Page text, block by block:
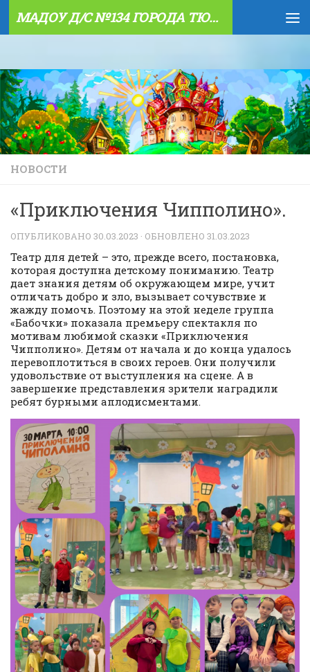
Skip to content МАДОУ Д/С №134 ГОРОДА ТЮМЕНИ
НОВОСТИ
«Приключения Чипполино».
ОПУБЛИКОВАНО 30.03.2023 · ОБНОВЛЕНО 31.03.2023
Театр для детей – это, прежде всего, постановка,
которая доступна детскому пониманию. Театр
дает знания детям об окружающем мире, учит
отличать добро и зло, вызывает сочувствие и
жажду помочь. Поэтому на этой неделе группа
«Бабочки» показала премьеру спектакля по
мотивам любимой сказки «Приключения
Чипполино». Детям от начала и до конца удалось
перевоплотиться в своих героев. Они получили
удовольствие от выступления на сцене. А в
завершение представления зрители наградили
ребят бурными аплодисментами.